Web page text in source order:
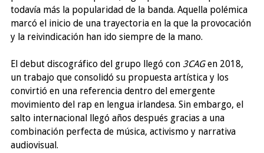
todavía más la popularidad de la banda. Aquella polémica
marcó el inicio de una trayectoria en la que la provocación
y la reivindicación han ido siempre de la mano.
El debut discográfico del grupo llegó con 3CAGen 2018,
un trabajo que consolidó su propuesta artística y los
convirtió en una referencia dentro del emergente
movimiento del rap en lengua irlandesa. Sin embargo, el
salto internacional llegó años después gracias a una
combinación perfecta de música, activismo y narrativa
audiovisual.